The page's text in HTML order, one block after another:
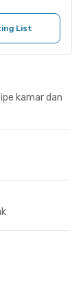
List
kamar dan